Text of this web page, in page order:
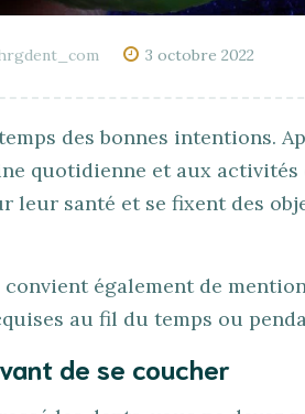
3 octobre 2022
des bonnes intentions.
quotidienne et aux
leur santé et se fixent des
également de
au fil du temps ou
de se coucher